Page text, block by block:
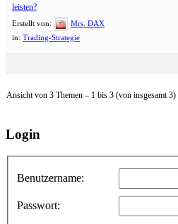
leisten?
Erstellt von:
Mrs. DAX
in: Trading-Strategie
Ansicht von 3 Themen – 1 bis 3 (von insgesamt 3)
Login
Benutzername:
Passwort: